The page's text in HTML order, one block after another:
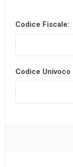
Codice Fiscale:
Codice